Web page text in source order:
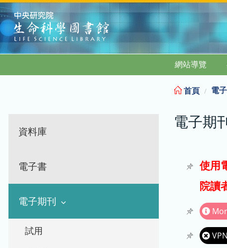
:::
網站導覽
資料庫
電子書
電子期刊
試用
首頁 電
電子期
使用
院讀
VPN